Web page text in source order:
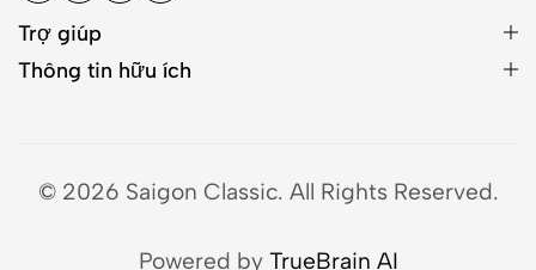
Trợ giúp
Thông tin hữu ích
© 2026 Saigon Classic. All Rights Reserved.
Powered by TrueBrain AI